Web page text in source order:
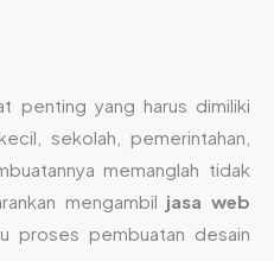
penting yang harus dimiliki
sekolah, pemerintahan,
memanglah tidak
mengambil jasa web
proses pembuatan desain